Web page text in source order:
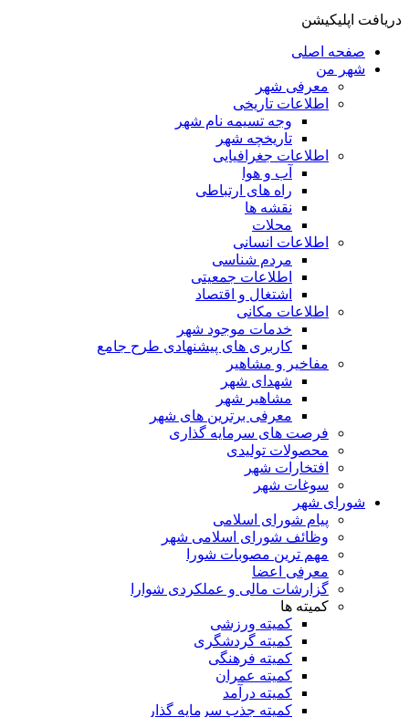
دریافت اپلیکیشن
صفحه اصلی
شهر من
معرفی شهر
اطلاعات تاریخی
وجه تسیمه نام شهر
تاریخچه شهر
اطلاعات جغرافیایی
آب و هوا
راه های ارتباطی
نقشه ها
محلات
اطلاعات انسانی
مردم شناسی
اطلاعات جمعیتی
اشتغال و اقتصاد
اطلاعات مکانی
خدمات موجود شهر
کاربری های پیشنهادی طرح جامع
مفاخیر و مشاهیر
شهدای شهر
مشاهیر شهر
معرفی برترین های شهر
فرصت های سرمایه گذاری
محصولات تولیدی
افتخارات شهر
سوغات شهر
شورای شهر
پیام شورای اسلامی
وظائف شورای اسلامی شهر
مهم ترین مصوبات شورا
معرفی اعضا
گزارشات مالی و عملکردی شوارا
کمیته ها
کمیته ورزشی
کمیته گردشگری
کمیته فرهنگی
کمیته عمران
کمیته درآمد
کمیته جذب سرمایه گذار